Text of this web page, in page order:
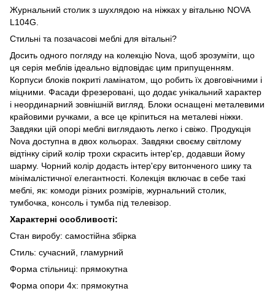
Журнальний столик з шухлядою на ніжках у вітальню NOVA
L104G.
Стильні та позачасові меблі для вітальні?
Досить одного погляду на колекцію Nova, щоб зрозуміти, що
ця серія меблів ідеально відповідає цим припущенням.
Корпуси блоків покриті ламінатом, що робить їх довговічними і
міцними. Фасади фрезеровані, що додає унікальний характер
і неординарний зовнішній вигляд. Блоки оснащені металевими
крайовими ручками, а все це кріпиться на металеві ніжки.
Завдяки цій опорі меблі виглядають легко і свіжо. Продукція
Nova доступна в двох кольорах. Завдяки своєму світлому
відтінку сірий колір трохи скрасить інтер'єр, додавши йому
шарму. Чорний колір додасть інтер'єру витонченого шику та
мінімалістичної елегантності. Колекція включає в себе такі
меблі, як: комоди різних розмірів, журнальний столик,
тумбочка, консоль і тумба під телевізор.
Характерні особливості:
Стан виробу: самостійна збірка
Стиль: сучасний, гламурний
Форма стільниці: прямокутна
Форма опори 4x: прямокутна